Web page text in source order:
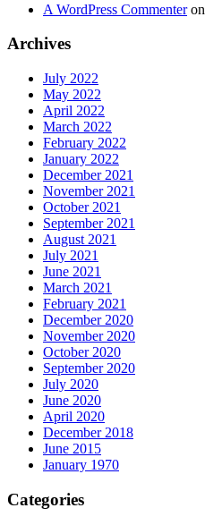
A WordPress Commenteron
Archives
July 2022
May 2022
April 2022
March 2022
February 2022
January 2022
December 2021
November 2021
October 2021
September 2021
August 2021
July 2021
June 2021
March 2021
February 2021
December 2020
November 2020
October 2020
September 2020
July 2020
June 2020
April 2020
December 2018
June 2015
January 1970
Categories